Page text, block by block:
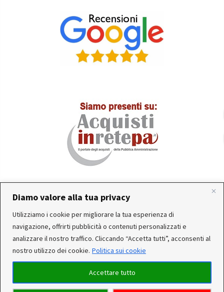
Diamo valore alla tua privacy
Utilizziamo i cookie per migliorare la tua esperienza di
navigazione, offrirti pubblicità o contenuti personalizzati e
analizzare il nostro traffico. Cliccando “Accetta tutti”, acconsenti al
nostro utilizzo dei cookie. Politica sui cookie
Accettare tutto
In occasione delle FERIE ESTIVE, alcune aziende
produttrici e corrieri potrebbero sospendere o rallentare
temporaneamente le attività.Per questo motivo, gli ordini
dei reparti Utensileria - Casalingo - ferramenta - arredo
Servizio clienti attivo: Da Lunedì a Venerdì dalle 10:30 alle
12:30 e dalle 15:30 alle 17:30
© 2026 Realizzato daVeniceShop.it- Tutti i diritti riservati.